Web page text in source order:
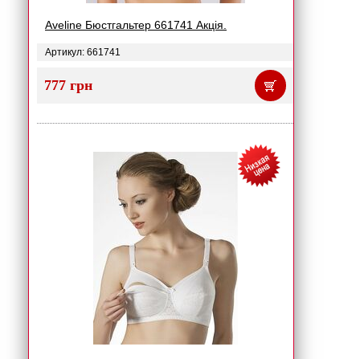
Aveline Бюстгальтер 661741 Акція.
Артикул: 661741
777 грн